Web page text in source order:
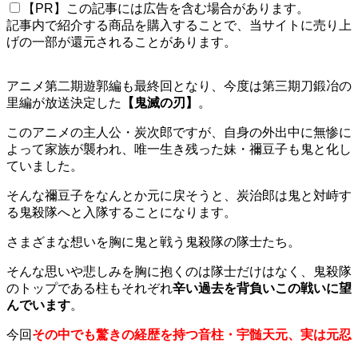
【PR】この記事には広告を含む場合があります。
記事内で紹介する商品を購入することで、当サイトに売り上
げの一部が還元されることがあります。
アニメ第二期遊郭編も最終回となり、今度は第三期刀鍛冶の
里編が放送決定した
【鬼滅の刃】 。
このアニメの主人公・炭次郎ですが、自身の外出中に無惨に
よって家族が襲われ、唯一生き残った妹・禰豆子も鬼と化し
ていました。
そんな禰豆子をなんとか元に戻そうと、炭治郎は鬼と対峙す
る鬼殺隊へと入隊することになります。
さまざまな想いを胸に鬼と戦う鬼殺隊の隊士たち。
そんな思いや悲しみを胸に抱くのは隊士だけはなく、鬼殺隊
のトップである柱もそれぞれ辛い過去を背負いこの戦いに望
んでいます。
今回 その中でも驚きの経歴を持つ音柱・宇髄天元、 実は元忍